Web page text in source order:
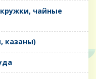
чайные
казаны)